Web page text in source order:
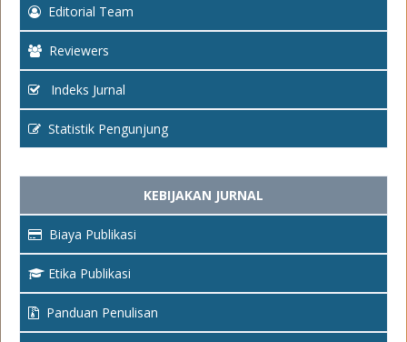
Editorial Team
Reviewers
Indeks Jurnal
Statistik Pengunjung
KEBIJAKAN JURNAL
Biaya Publikasi
Etika Publikasi
Panduan Penulisan